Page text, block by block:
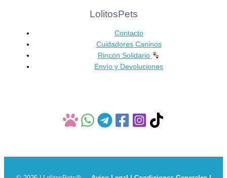
LolitosPets
Contacto
Cuidadores Caninos
Rincón Solidario
Envío y Devoluciones